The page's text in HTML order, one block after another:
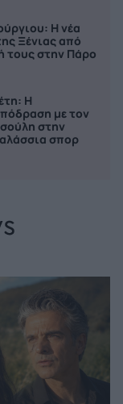
Η νέα
Ξένιας από
τους στην Πάρο
Η
με τον
στην
σπορ